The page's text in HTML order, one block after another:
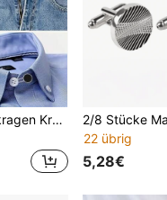
12 Stücke Herren Hemdkragen Krawattenverlängerung, elastischer Knopfverlängerung geeignet für Hemden, Krawatten und Herren Hemden halbe Größe Halsverlängerung, Herren Neuheitsknöpfe, Manschettenverlängerung
22 übrig
5,28€